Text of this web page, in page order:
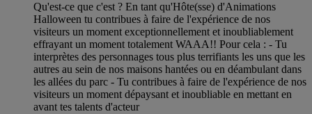
Qu'est-ce que c'est ? En tant qu'Hôte(sse) d'Animations
Halloween tu contribues à faire de l'expérience de nos
visiteurs un moment exceptionnellement et inoubliablement
effrayant un moment totalement WAAA!! Pour cela : - Tu
interprètes des personnages tous plus terrifiants les uns que les
autres au sein de nos maisons hantées ou en déambulant dans
les allées du parc - Tu contribues à faire de l'expérience de nos
visiteurs un moment dépaysant et inoubliable en mettant en
avant tes talents d'acteur